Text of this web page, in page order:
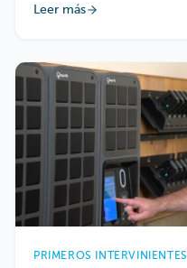
Leer más
PRIMEROS INTERVINIENTES